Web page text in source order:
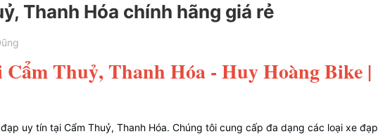
Thanh Hóa chính hãng giá rẻ
Cẩm Thuỷ, Thanh Hóa - Huy Hoàng Bike |
uy tín tại Cẩm Thuỷ, Thanh Hóa. Chúng tôi cung cấp đa dạng các loại xe đạp